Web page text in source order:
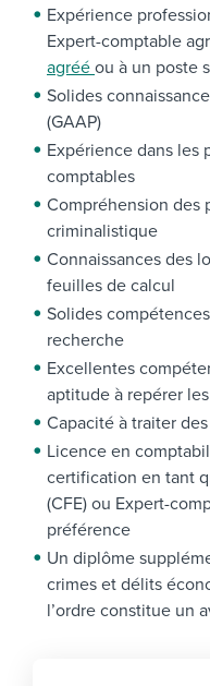
Expérience
Expert-comptable
agréé ou à un poste
Solides
(GAAP)
Expérience dans les
comptables
Compréhension des
criminalistique
Connaissances des
feuilles de calcul
Solides
recherche
Excellentes
aptitude à repérer
Capacité à traiter
Licence en
certification en tant
(CFE) ou Expert-
préférence
Un diplôme
crimes et délits
l’ordre constitue un